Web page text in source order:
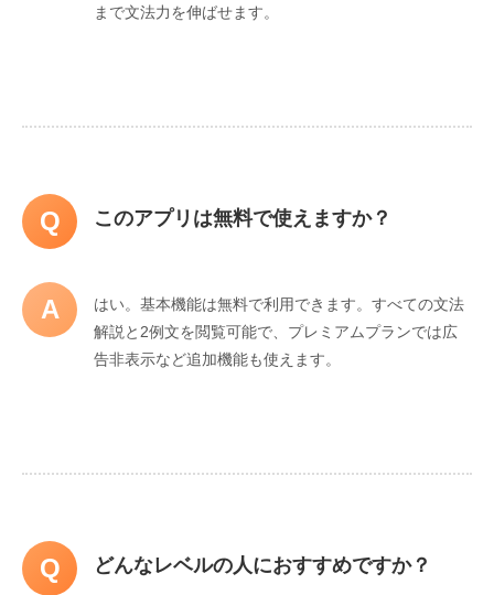
まで文法力を伸ばせます。
Q このアプリは無料で使えますか？
A
はい。基本機能は無料で利用できます。すべての文法
解説と2例文を閲覧可能で、プレミアムプランでは広
告非表示など追加機能も使えます。
Q どんなレベルの人におすすめですか？